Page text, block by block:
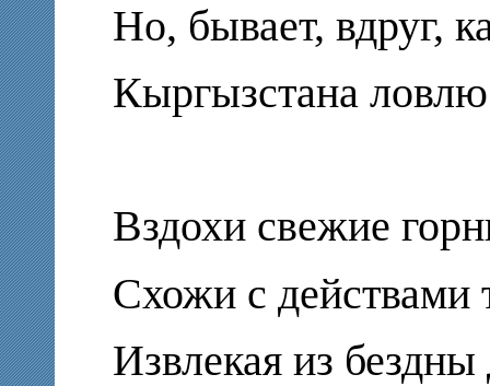
Но, бывает, вдруг,
Кыргызстана
Вздохи свежие
Схожи с действами
Извлекая из